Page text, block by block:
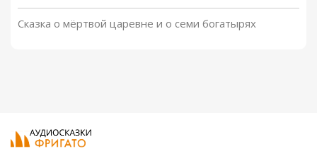
Сказка о мёртвой царевне и о семи богатырях